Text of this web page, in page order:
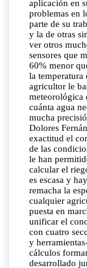
aplicación en
problemas en
parte de su
y la de otras
ver otros
sensores que
60% menor
la
agricultor le
meteorológica
cuánta agua
mucha
Dolores
exactitud el
de las
le han
calcular el
es escasa y
remacha la
cualquier
puesta en
unificar el
con cuatro
y
cálculos
desarrollado